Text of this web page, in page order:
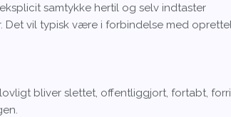
samtykke hertil og selv indtaster
Det vil typisk være i forbindelse med
bliver slettet, offentliggjort, fortabt,